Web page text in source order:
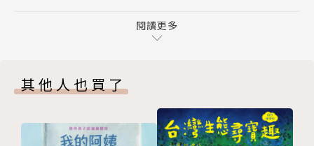
※ 超強口碑的「東大流」世界歷史學習漫畫！
※ 整體規劃能夠徹底了解歷史的橫向關聯性！
※ 章節設計活潑有趣，讓歷史事件變得生動！
第２章 秦漢帝國，亂世再起
興奮雀躍的課外教學
讓我們多學一點「金錢的歷史」
羽田教授教教我（Q＆A）
閱讀更多
其他人也買了